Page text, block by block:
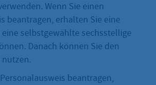
Wenn Sie einen
beantragen, erhalten Sie eine
eine selbstgewählte sechsstellige
Danach können Sie den
beantragen,